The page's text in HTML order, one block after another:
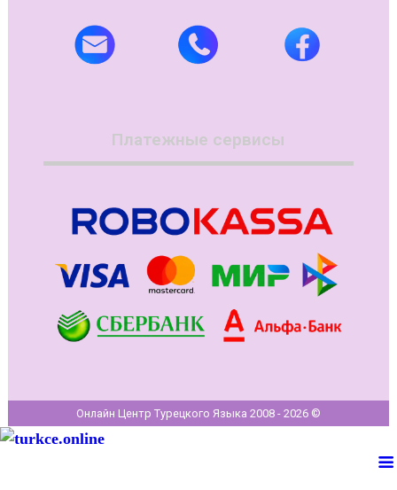
Платежные сервисы
Онлайн Центр Турецкого Языка 2008 - 2026 ©